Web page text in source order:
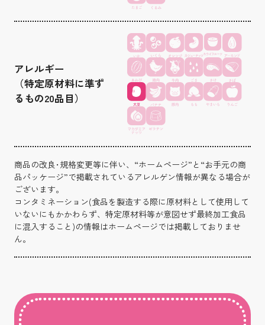
アレルギー
（特定原材料に準ず
るもの20品目）
商品の改良･規格変更等に伴い、“ホームページ”と“お手元の商
品パッケージ”で掲載されているアレルゲン情報が異なる場合が
ございます。
コンタミネーション(食品を製造する際に原材料として使用して
いないにもかかわらず、特定原材料等が意図せず最終加工食品
に混入すること)の情報はホームページでは掲載しておりませ
ん。